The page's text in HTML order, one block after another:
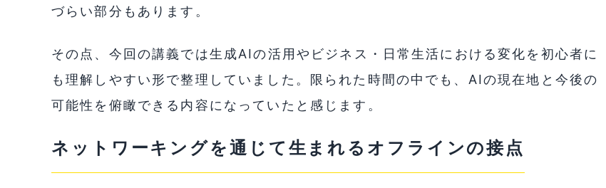
づらい部分もあります。
その点、今回の講義では生成AIの活用やビジネス・日常生活における変化を初心者に
も理解しやすい形で整理していました。限られた時間の中でも、AIの現在地と今後の
可能性を俯瞰できる内容になっていたと感じます。
ネットワーキングを通じて生まれるオフラインの接点